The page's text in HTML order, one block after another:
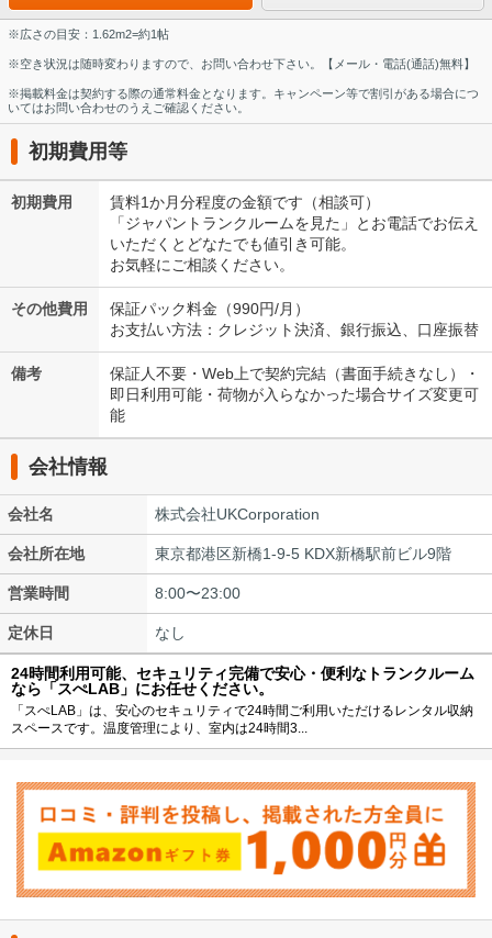
※広さの目安：1.62m2=約1帖
※空き状況は随時変わりますので、お問い合わせ下さい。【メール・電話(通話)無料】
※掲載料金は契約する際の通常料金となります。キャンペーン等で割引がある場合につ
いてはお問い合わせのうえご確認ください。
初期費用等
初期費用
賃料1か月分程度の金額です（相談可）
「ジャパントランクルームを見た」とお電話でお伝え
いただくとどなたでも値引き可能。
お気軽にご相談ください。
その他費用
保証パック料金（990円/月）
お支払い方法：クレジット決済、銀行振込、口座振替
備考
保証人不要・Web上で契約完結（書面手続きなし）・
即日利用可能・荷物が入らなかった場合サイズ変更可
能
会社情報
会社名 株式会社UKCorporation
会社所在地 東京都港区新橋1-9-5 KDX新橋駅前ビル9階
営業時間 8:00〜23:00
定休日 なし
24時間利用可能、セキュリティ完備で安心・便利なトランクルーム
なら「スぺLAB」にお任せください。
「スぺLAB」は、安心のセキュリティで24時間ご利用いただけるレンタル収納
スペースです。温度管理により、室内は24時間3...